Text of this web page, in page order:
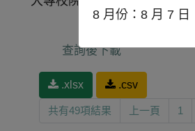
查詢後下載
.xlsx .csv
共有49項結果 上一頁 1
8 月份：8 月 7 日